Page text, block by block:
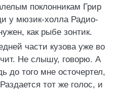
поклонникам Грир
у мюзик-холла Радио-
как рыбе зонтик.
части кузова уже во
Не слышу, говорю. А
до того мне осточертел,
тот же голос, и